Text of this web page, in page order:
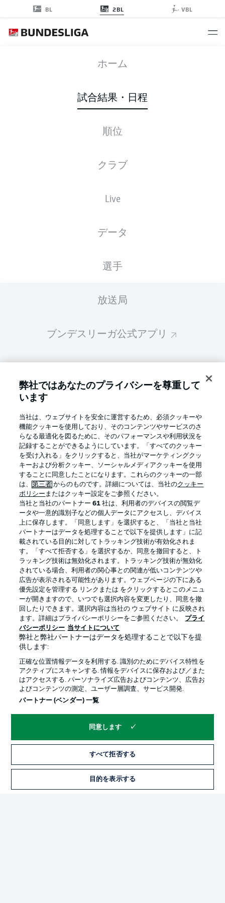
BL 2BL VBL
ホーム
試合結果・日程
順位
クラブ
Live
データ
選手
放送局
ブンデスリーガ公式アプリ
ファンタジー・マネジャー
言語をお選びください
日本語 Display Mode
ログイン
FCK FCH
スターティングメンバー
スターティングメンバーは試合開始の 60分前
Football as it's meant to be
BUNDESLIGA APP
Official Partners
プライバシー・ポリシー 優先設定を管理する
弊社ではあなたのプライバシーを尊重して
います
当社は、ウェブサイトを安全に運営するため、必須クッキーや
機能クッキーを使用しており、そのコンテンツやサービスのさ
らなる最適化を図るために、そのパフォーマンスや利用状況を
記録することができるようにしています。「すべてのクッキー
を受け入れる」をクリックすると、当社がマーケティングクッ
キーおよび分析クッキー、ソーシャルメディアクッキーを使用
することに同意したことになります。これらのクッキーの一部
は、第三者 からのものです。詳細については、当社のクッキー
ポリシー またはクッキー設定をご参照ください。
当社と当社のパートナー61 社は、利用者のデバイスの閲覧デ
ータや一意的識別子などの個人データにアクセスし、デバイス
上に保存します。「同意します」を選択すると、「当社と当社
パートナーはデータを処理することで以下を提供します」に記
載されている目的に対してトラッキング技術が有効化されま
す。「すべて拒否する」を選択するか、同意を撤回すると、ト
ラッキング技術は無効化されます。トラッキング技術が無効化
されている場合、利用者の関心事との関連が低いコンテンツや
広告が表示される可能性があります。ウェブページの下にある
優先設定を管理する リンクまたは をクリックするとこのメニュ
ーが開きますので、いつでも選択内容を変更したり、同意を撤
回したりできます。選択内容は当社の ウェブサイト に反映され
ます。詳細はプライバシーポリシーをご参照ください。
プライ
バシーポリシー 当サイトについて
弊社と弊社パートナーはデータを処理することで以下を提
供します:
正確な位置情報データを利用する. 識別のためにデバイス特性を
アクティブにスキャンする. 情報をデバイスに保存および／また
はアクセスする. パーソナライズ広告およびコンテンツ、広告お
よびコンテンツの測定、ユーザー層調査、サービス開発.
パートナー (ベンダー) 一覧
同意します
すべて拒否する
目的を表示する